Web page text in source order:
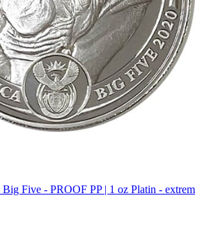
Five - PROOF PP | 1 oz Platin - extrem